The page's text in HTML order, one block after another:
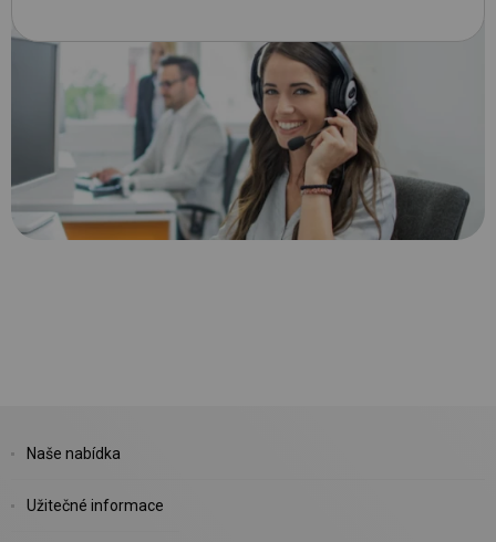
Naše nabídka
Užitečné informace